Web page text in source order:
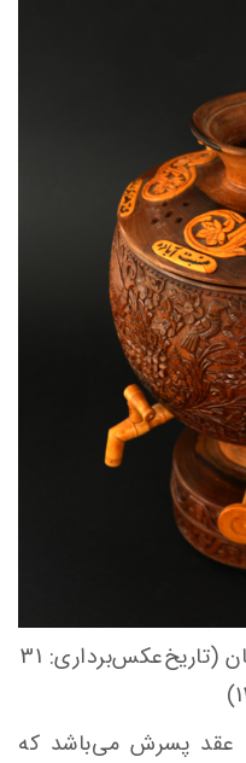
سماور کار استاد محمدرضا یکزمان (تاریخ‌عکس‌برداری: 31
عقد پسرش می‌باشد که